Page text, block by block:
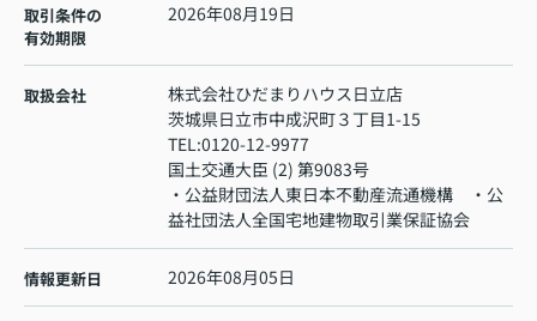
取引条件の
有効期限
2026年08月19日
取扱会社
株式会社ひだまりハウス日立店
茨城県日立市中成沢町３丁目1-15
TEL:0120-12-9977
国土交通大臣 (2) 第9083号
・公益財団法人東日本不動産流通機構 ・公
益社団法人全国宅地建物取引業保証協会
情報更新日 2026年08月05日